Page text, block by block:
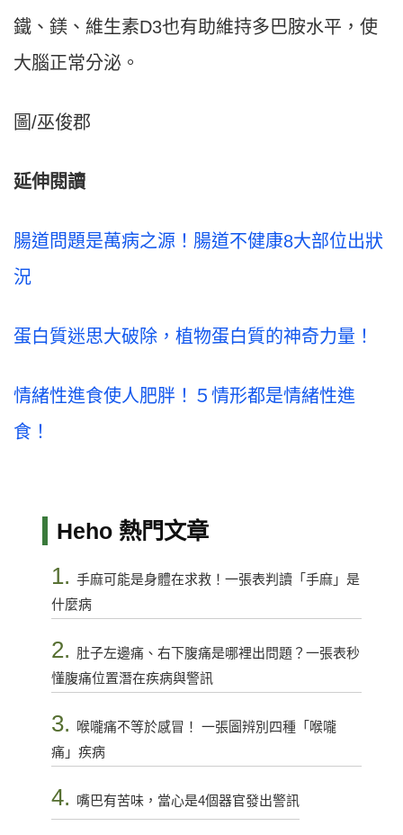
鐵、鎂、維生素D3也有助維持多巴胺水平，使
大腦正常分泌。
圖/巫俊郡
延伸閱讀
腸道問題是萬病之源！腸道不健康8大部位出狀
況
蛋白質迷思大破除，植物蛋白質的神奇力量！
情緒性進食使人肥胖！５情形都是情緒性進
食！
Heho 熱門文章
1. 手麻可能是身體在求救！一張表判讀「手麻」是
什麼病
2. 肚子左邊痛、右下腹痛是哪裡出問題？一張表秒
懂腹痛位置潛在疾病與警訊
3.
喉嚨痛不等於感冒！ 一張圖辨別四種「喉嚨
痛」疾病
4. 嘴巴有苦味，當心是4個器官發出警訊